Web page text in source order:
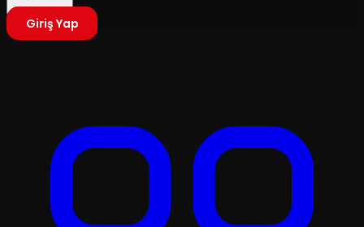
Giriş Yap